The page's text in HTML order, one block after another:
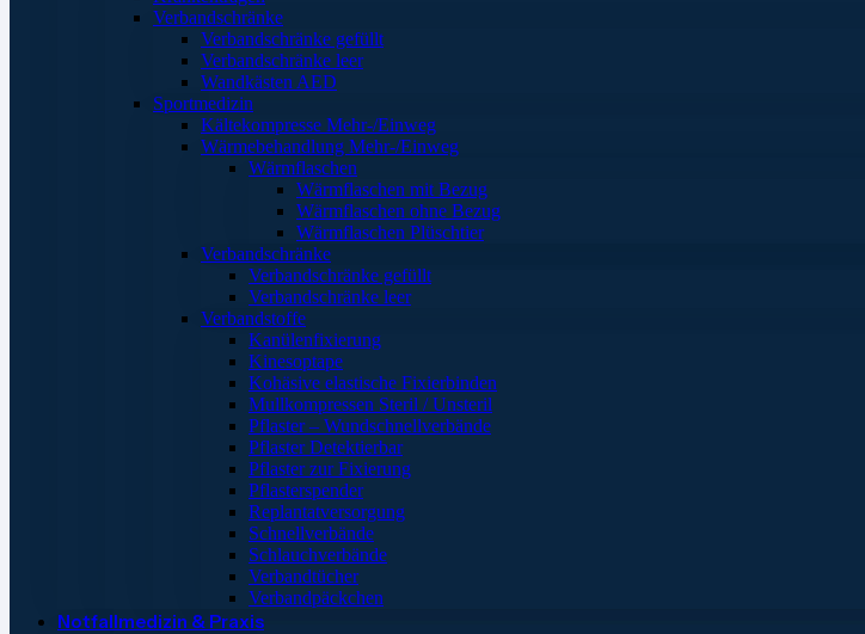
Verbandschränke
Verbandschränke gefüllt
Verbandschränke leer
Wandkästen AED
Sportmedizin
Kältekompresse Mehr-/Einweg
Wärmebehandlung Mehr-/Einweg
Wärmflaschen
Wärmflaschen mit Bezug
Wärmflaschen ohne Bezug
Wärmflaschen Plüschtier
Verbandschränke
Verbandschränke gefüllt
Verbandschränke leer
Verbandstoffe
Kanülenfixierung
Kinesoptape
Kohäsive elastische Fixierbinden
Mullkompressen Steril / Unsteril
Pflaster – Wundschnellverbände
Pflaster Detektierbar
Pflaster zur Fixierung
Pflasterspender
Replantatversorgung
Schnellverbände
Schlauchverbände
Verbandtücher
Verbandpäckchen
Notfallmedizin & Praxis